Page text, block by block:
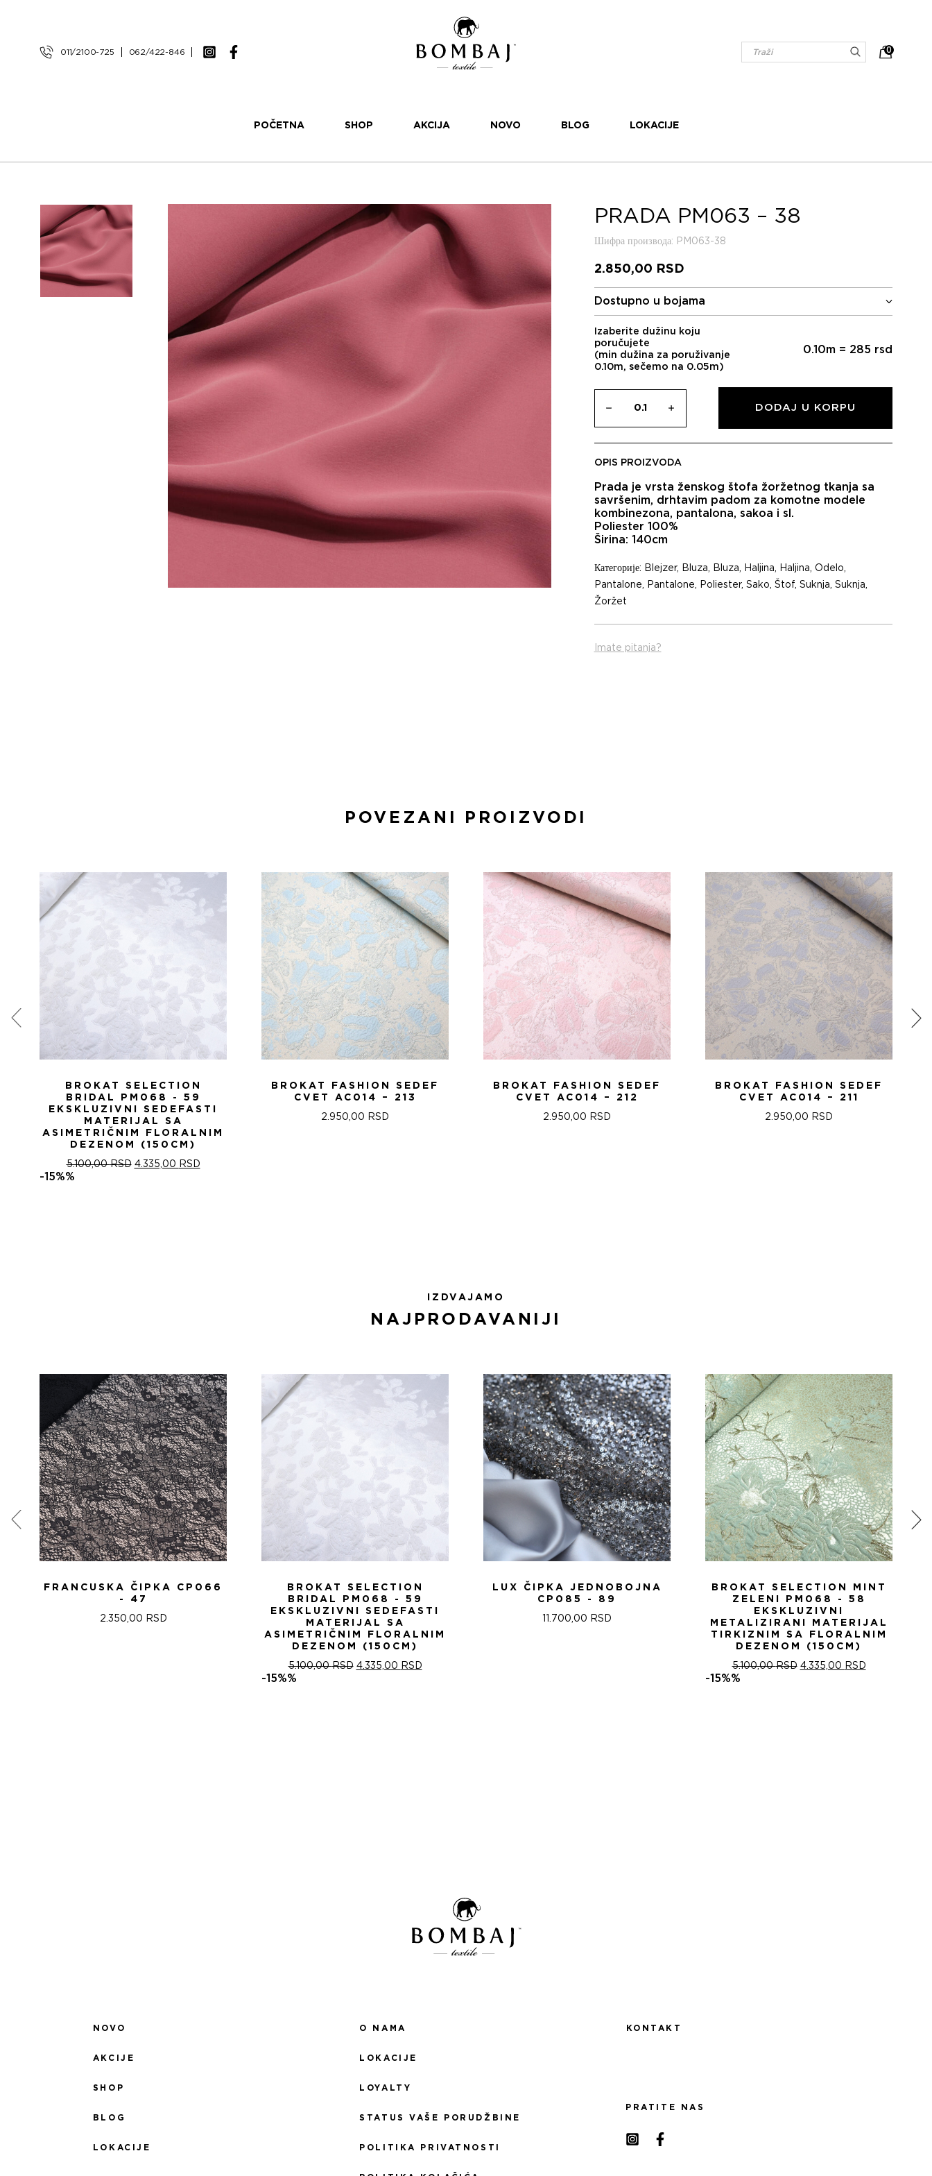
011/2100-725 062/422-846 0
POČETNA SHOP AKCIJA NOVO BLOG LOKACIJE
PRADA PM063 – 38
Шифра производа: PM063-38
2.850,00 RSD
Dostupno u bojama
Izaberite dužinu koju
poručujete
(min dužina za poruživanje
0.10m, sečemo na 0.05m)
0.10m = 285 rsd
DODAJ U KORPU
OPIS PROIZVODA
Prada je vrsta ženskog štofa žoržetnog tkanja sa
savršenim, drhtavim padom za komotne modele
kombinezona, pantalona, sakoa i sl.
Poliester 100%
Širina: 140cm
Категорије: Blejzer, Bluza, Bluza, Haljina, Haljina, Odelo,
Pantalone, Pantalone, Poliester, Sako, Štof, Suknja, Suknja,
Žoržet
Imate pitanja?
POVEZANI PROIZVODI
BROKAT SELECTION
BRIDAL PM068 - 59
EKSKLUZIVNI SEDEFASTI
MATERIJAL SA
ASIMETRIČNIM FLORALNIM
DEZENOM (150CM)
5.100,00RSD ОРИГИНАЛНА
4.335,00 RSDТРЕНУТНА
-15%%
BROKAT FASHION SEDEF
CVET AC014 – 213
2.950,00 RSD
BROKAT FASHION SEDEF
CVET AC014 – 212
2.950,00 RSD
BROKAT FASHION SEDEF
CVET AC014 – 211
2.950,00 RSD
IZDVAJAMO
NAJPRODAVANIJI
FRANCUSKA ČIPKA CP066
- 47
2.350,00 RSD
BROKAT SELECTION
BRIDAL PM068 - 59
EKSKLUZIVNI SEDEFASTI
MATERIJAL SA
ASIMETRIČNIM FLORALNIM
DEZENOM (150CM)
5.100,00RSD ОРИГИНАЛНА
4.335,00 RSDТРЕНУТНА
-15%%
LUX ČIPKA JEDNOBOJNA
CP085 - 89
11.700,00 RSD
BROKAT SELECTION MINT
ZELENI PM068 - 58
EKSKLUZIVNI
METALIZIRANI MATERIJAL
TIRKIZNIM SA FLORALNIM
DEZENOM (150CM)
5.100,00RSD ОРИГИНАЛНА
4.335,00 RSDТРЕНУТНА
-15%%
NOVO
AKCIJE
SHOP
BLOG
LOKACIJE
O NAMA
LOKACIJE
LOYALTY
STATUS VAŠE PORUDŽBINE
POLITIKA PRIVATNOSTI
KONTAKT
PRATITE NAS